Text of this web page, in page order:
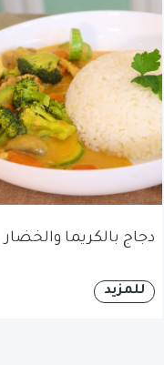
دجاج بالكريما والخضار
للمزيد